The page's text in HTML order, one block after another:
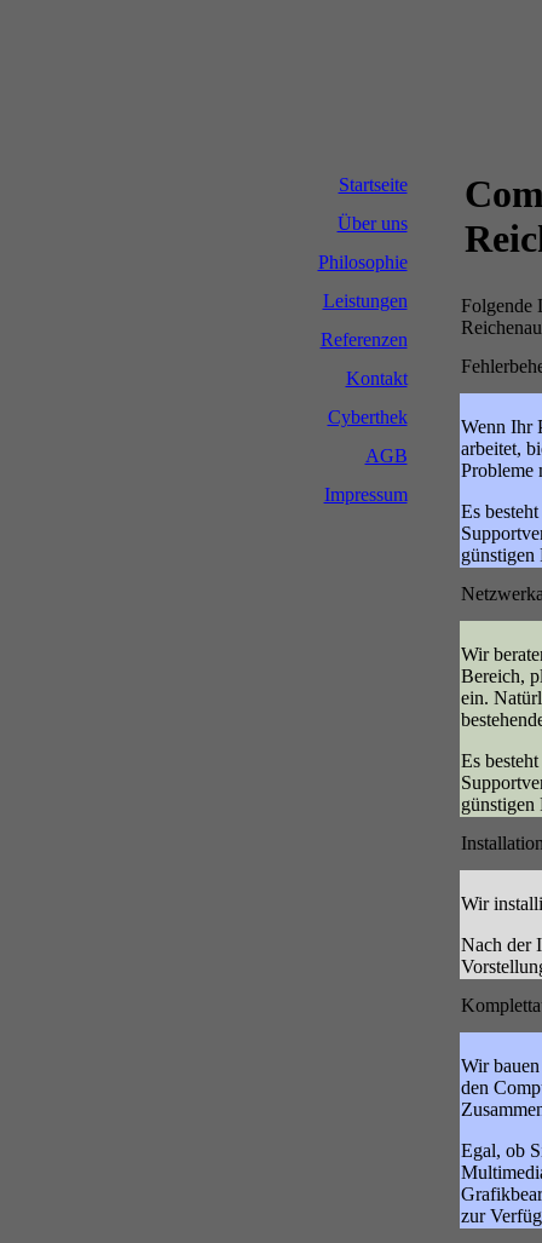
Startseite
Über uns
Philosophie
Leistungen
Referenzen
Kontakt
Cyberthek
AGB
Impressum
Folgende
Wenn Ihr
arbeitet,
Probleme
Es
günstigen
Wir
Bereich,
ein.
Es
günstigen
Wir
Nach der
Wir
den
Egal, ob
zur